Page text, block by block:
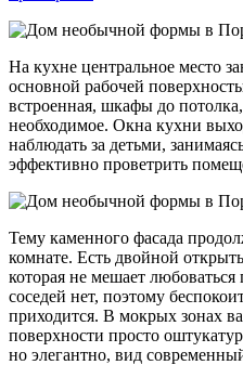
На кухне центральное место
основной рабочей
встроенная, шкафы до потолка,
необходимое. Окна кухни
наблюдать за детьми,
эффективно проветрить
Тему каменного фасада
комнате. Есть двойной
которая не мешает
соседей нет, поэтому
приходится. В мокрых зонах
поверхности просто
но элегантно, вид